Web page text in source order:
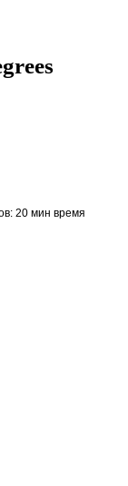
20 мин время